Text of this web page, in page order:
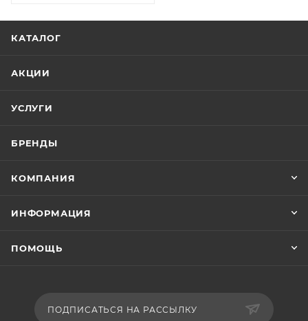
КАТАЛОГ
АКЦИИ
УСЛУГИ
БРЕНДЫ
КОМПАНИЯ
ИНФОРМАЦИЯ
ПОМОЩЬ
ПОДПИСАТЬСЯ НА РАССЫЛКУ